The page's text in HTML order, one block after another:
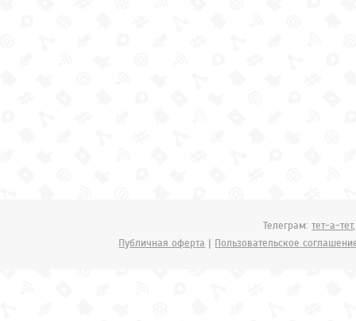
Телеграм:тет-а-тет
Публичная оферта | Пользовательское